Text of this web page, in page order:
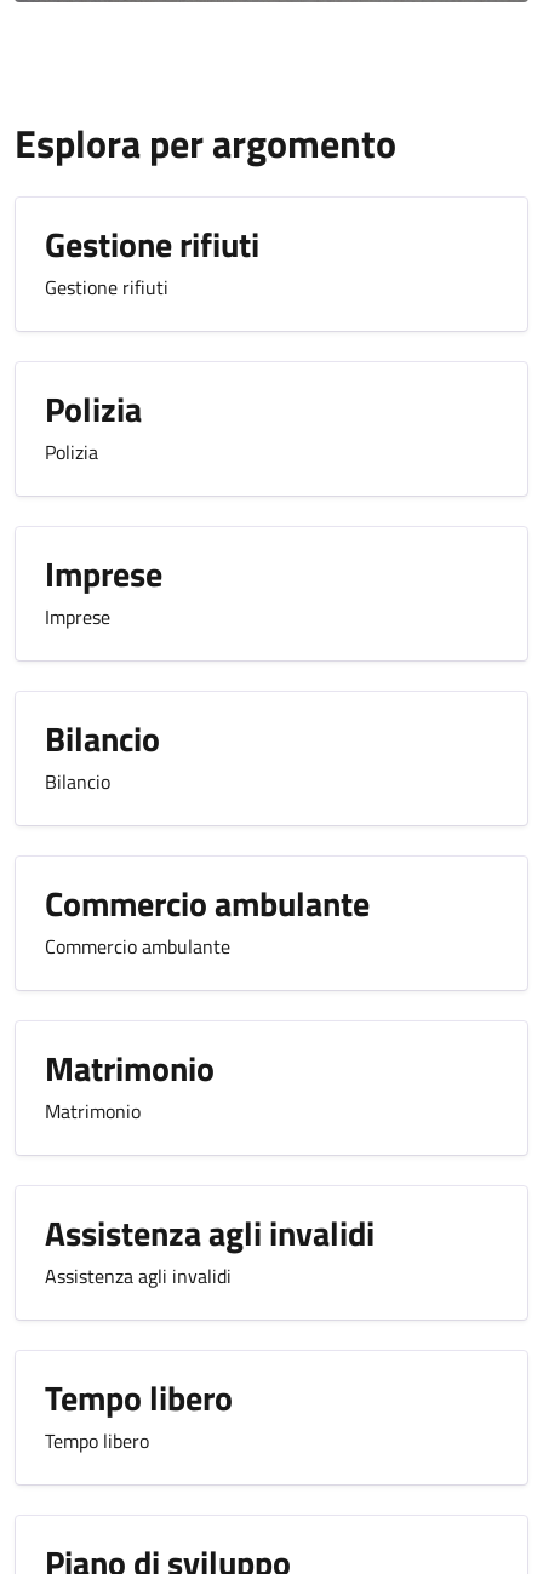
Esplora per argomento
Gestione rifiuti
Gestione rifiuti
Polizia
Polizia
Imprese
Imprese
Bilancio
Bilancio
Commercio ambulante
Commercio ambulante
Matrimonio
Matrimonio
Assistenza agli invalidi
Assistenza agli invalidi
Tempo libero
Tempo libero
Piano di sviluppo